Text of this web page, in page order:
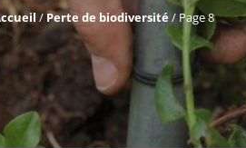
/Perte de biodiversité/ Page 8